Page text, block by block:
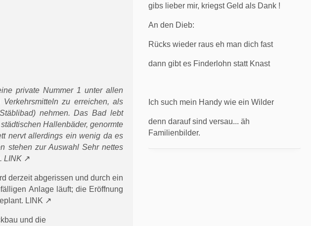
private Nummer 1 unter allen
zu erreichen, als
nehmen. Das Bad lebt
Hallenbäder, genormte
nervt allerdings ein wenig da es
stehen zur Auswahl Sehr nettes
LINK
derzeit abgerissen und durch ein
Anlage läuft; die Eröffnung
LINK
und die
gibs lieber mir, kriegst Geld als Dank !
An den Dieb:
Rücks wieder raus eh man dich fast
dann gibt es Finderlohn statt Knast
Ich such mein Handy wie ein Wilder
denn darauf sind versau... äh
Familienbilder.